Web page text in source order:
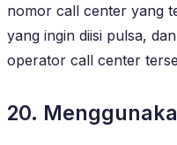
nomor call center yang
yang ingin diisi pulsa,
operator call center
20.